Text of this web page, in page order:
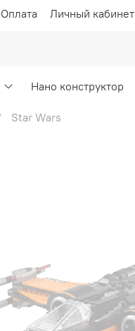
Оплата Личный кабинет
Нано конструктор
Star Wars